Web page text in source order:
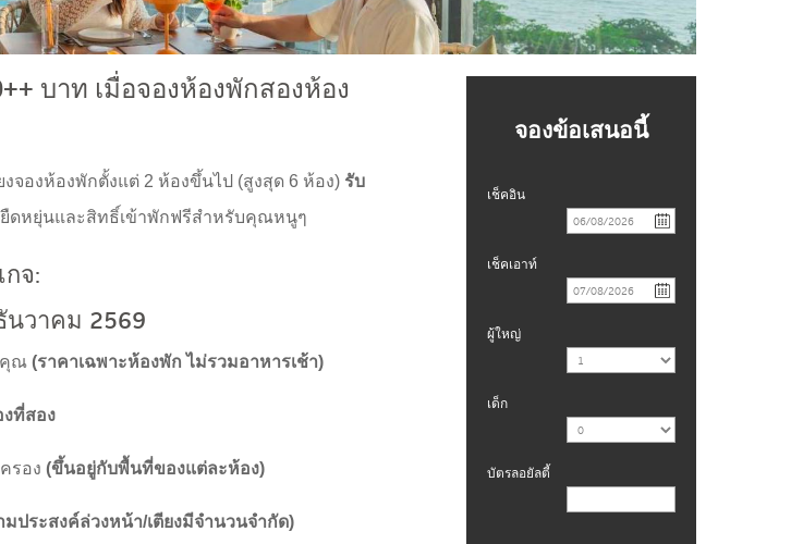
บาท เมื่อจองห้องพักสองห้อง
จองห้องพักตั้งแต่ 2 ห้องขึ้นไป (สูงสุด 6 ห้อง) รับ
ยืดหยุ่นและสิทธิ์เข้าพักฟรีสำหรับคุณหนูๆ
จ:
นวาคม 2569
คุณ(ราคาเฉพาะห้องพัก ไม่รวมอาหารเช้า)
ที่สอง
รอง (ขึ้นอยู่กับพื้นที่ของแต่ละห้อง)
ประสงค์ล่วงหน้า/เตียงมีจำนวนจำกัด)
จองข้อเสนอนี้
เช็คอิน
เช็คเอาท์
ผู้ใหญ่
เด็ก
บัตรลอยัลตี้